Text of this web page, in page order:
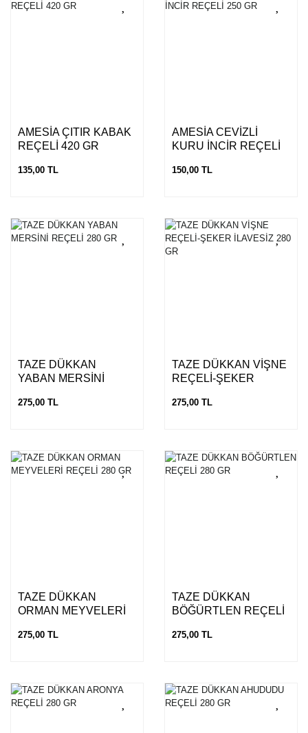
AMESİA ÇITIR KABAK
REÇELİ 420 GR
135,00 TL
AMESİA CEVİZLİ
KURU İNCİR REÇELİ
150,00 TL
TAZE DÜKKAN
YABAN MERSİNİ
275,00 TL
TAZE DÜKKAN VİŞNE
REÇELİ-ŞEKER
275,00 TL
TAZE DÜKKAN
ORMAN MEYVELERİ
275,00 TL
TAZE DÜKKAN
BÖĞÜRTLEN REÇELİ
275,00 TL